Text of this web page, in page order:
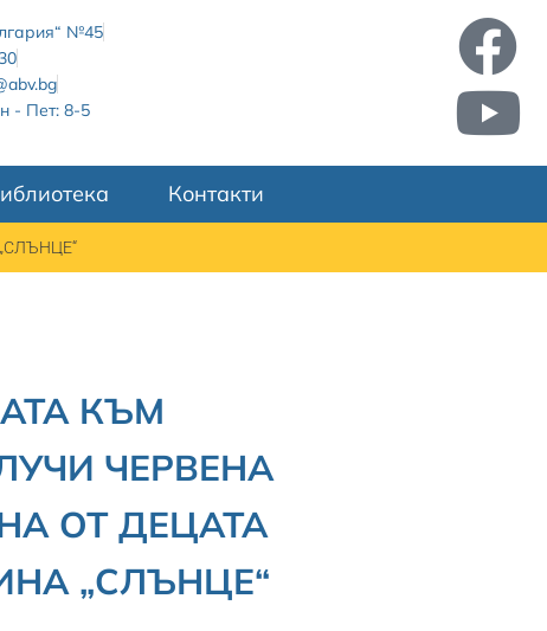
№45
- Пет: 8-5
Контакти
КЪМ
ЧЕРВЕНА
ОТ ДЕЦАТА
„СЛЪНЦЕ“